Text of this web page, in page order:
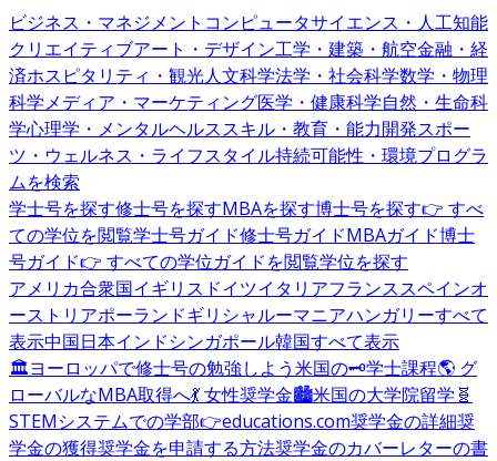
ビジネス・マネジメント コンピュータサイエンス・人工知能
クリエイティブアート・デザイン工学・建築・航空金融・経
済ホスピタリティ・観光人文科学法学・社会科学数学・物理
科学メディア・マーケティング医学・健康科学自然・生命科
学心理学・メンタルヘルススキル・教育・能力開発スポー
ツ・ウェルネス・ライフスタイル持続可能性・環境プログラ
ムを検索
学士号を探す修士号を探すMBAを探す博士号を探す👉 すべ
ての学位を閲覧学士号ガイド修士号ガイドMBAガイド博士
号ガイド👉 すべての学位ガイドを閲覧学位を探す
アメリカ合衆国イギリス ドイツイタリアフランススペインオ
ーストリアポーランドギリシャルーマニアハンガリーすべて
表示中国日本インドシンガポール韓国すべて表示
🏛️ヨーロッパで修士号の勉強しよう米国の🗝️学士課程🌎 グ
ローバルなMBA取得へ💃 女性奨学金🏙️米国の大学院留学 🧬
STEMシステムでの学部👉educations.com奨学金の詳細奨
学金の獲得奨学金を申請する方法奨学金のカバーレターの書